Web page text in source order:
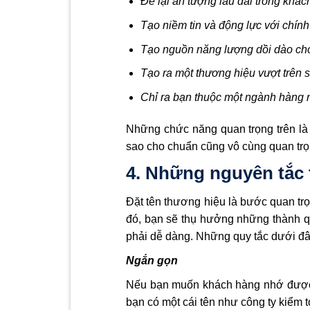
Tạo niềm tin và động lực với
Tạo nguồn năng lượng dồi dào
Tạo ra một thương hiệu vượt trên
Chỉ ra bạn thuộc một ngành hàng
Những chức năng quan trọng trên
sao cho chuẩn cũng vô cùng quan
4. Những nguyên
Đặt tên thương hiệu là bước quan
đó, bạn sẽ thụ hưởng những thành
phải dễ dàng. Những quy tắc dưới
Ngắn gọn
Nếu bạn muốn khách hàng nhớ
bạn có một cái tên như công ty kiểm